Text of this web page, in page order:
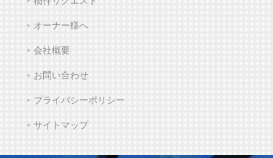
オーナー様へ
会社概要
お問い合わせ
プライバシーポリシー
サイトマップ